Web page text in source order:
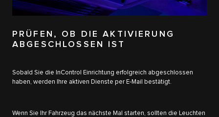
PRÜFEN, OB DIE AKTIVIERUNG
ABGESCHLOSSEN IST
Sobald Sie die InControl Einrichtung erfolgreich abgeschlossen
haben, werden Ihre aktiven Dienste per E-Mail bestätigt.
Wenn Sie Ihr Fahrzeug das nächste Mal starten, sollten die Leuchten